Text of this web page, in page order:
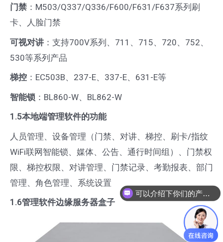
门禁 ：M503/Q337/Q336/F600/F631/F637系列刷
卡、人脸门禁
可视对讲 ：支持700V系列、711、715、720、752、
530等系列产品
梯控 ：EC503B、237-E、337-E、631-E等
智能锁 ：BL860-W、BL862-W
1.5本地端管理软件的功能
人员管理、设备管理（门禁、对讲、梯控、刷卡/指纹
WiFi联网智能锁、媒体、公告、通行时间组）、门禁权
限、梯控权限、对讲管理、门禁记录、考勤报表、部门
管理、角色管理、系统设置
1.6管理软件边缘服务器盒子
可以介绍下你们的产品么